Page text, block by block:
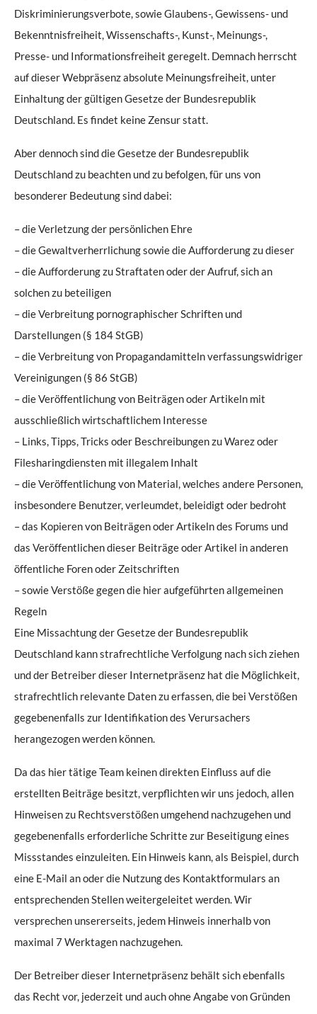
Diskriminierungsverbote, sowie Glaubens-, Gewissens- und
Bekenntnisfreiheit, Wissenschafts-, Kunst-, Meinungs-,
Presse- und Informationsfreiheit geregelt. Demnach herrscht
auf dieser Webpräsenz absolute Meinungsfreiheit, unter
Einhaltung der gültigen Gesetze der Bundesrepublik
Deutschland. Es findet keine Zensur statt.
Aber dennoch sind die Gesetze der Bundesrepublik
Deutschland zu beachten und zu befolgen, für uns von
besonderer Bedeutung sind dabei:
– die Verletzung der persönlichen Ehre
– die Gewaltverherrlichung sowie die Aufforderung zu dieser
– die Aufforderung zu Straftaten oder der Aufruf, sich an
solchen zu beteiligen
– die Verbreitung pornographischer Schriften und
Darstellungen (§ 184 StGB)
– die Verbreitung von Propagandamitteln verfassungswidriger
Vereinigungen (§ 86 StGB)
– die Veröffentlichung von Beiträgen oder Artikeln mit
ausschließlich wirtschaftlichem Interesse
– Links, Tipps, Tricks oder Beschreibungen zu Warez oder
Filesharingdiensten mit illegalem Inhalt
– die Veröffentlichung von Material, welches andere Personen,
insbesondere Benutzer, verleumdet, beleidigt oder bedroht
– das Kopieren von Beiträgen oder Artikeln des Forums und
das Veröffentlichen dieser Beiträge oder Artikel in anderen
öffentliche Foren oder Zeitschriften
– sowie Verstöße gegen die hier aufgeführten allgemeinen
Regeln
Eine Missachtung der Gesetze der Bundesrepublik
Deutschland kann strafrechtliche Verfolgung nach sich ziehen
und der Betreiber dieser Internetpräsenz hat die Möglichkeit,
strafrechtlich relevante Daten zu erfassen, die bei Verstößen
gegebenenfalls zur Identifikation des Verursachers
herangezogen werden können.
Da das hier tätige Team keinen direkten Einfluss auf die
erstellten Beiträge besitzt, verpflichten wir uns jedoch, allen
Hinweisen zu Rechtsverstößen umgehend nachzugehen und
gegebenenfalls erforderliche Schritte zur Beseitigung eines
Missstandes einzuleiten. Ein Hinweis kann, als Beispiel, durch
eine E-Mail an oder die Nutzung des Kontaktformulars an
entsprechenden Stellen weitergeleitet werden. Wir
versprechen unsererseits, jedem Hinweis innerhalb von
maximal 7 Werktagen nachzugehen.
Der Betreiber dieser Internetpräsenz behält sich ebenfalls
das Recht vor, jederzeit und auch ohne Angabe von Gründen